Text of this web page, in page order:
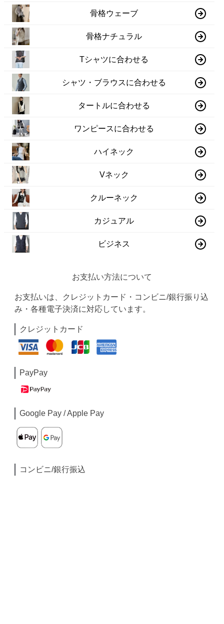
骨格ウェーブ
骨格ナチュラル
Tシャツに合わせる
シャツ・ブラウスに合わせる
タートルに合わせる
ワンピースに合わせる
ハイネック
Vネック
クルーネック
カジュアル
ビジネス
お支払い方法について
お支払いは、クレジットカード・コンビニ/銀行振り込
み・各種電子決済に対応しています。
クレジットカード
PayPay
Google Pay / Apple Pay
コンビニ/銀行振込